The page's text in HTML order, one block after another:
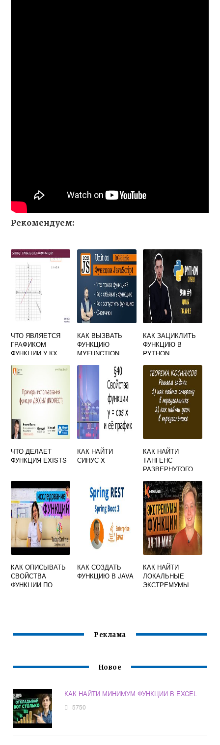
Рекомендуем:
ЧТО ЯВЛЯЕТСЯ
ГРАФИКОМ
ФУНКЦИИ У КХ
КАК ВЫЗВАТЬ
ФУНКЦИЮ
MYFUNCTION
КАК ЗАЦИКЛИТЬ
ФУНКЦИЮ В
PYTHON
ЧТО ДЕЛАЕТ
ФУНКЦИЯ EXISTS
КАК НАЙТИ
СИНУС X
КАК НАЙТИ
ТАНГЕНС
РАЗВЕРНУТОГО
КАК ОПИСЫВАТЬ
СВОЙСТВА
ФУНКЦИИ ПО
КАК СОЗДАТЬ
ФУНКЦИЮ В JAVA
КАК НАЙТИ
ЛОКАЛЬНЫЕ
ЭКСТРЕМУМЫ
Реклама
Новое
КАК НАЙТИ МИНИМУМ ФУНКЦИИ В EXCEL
5750